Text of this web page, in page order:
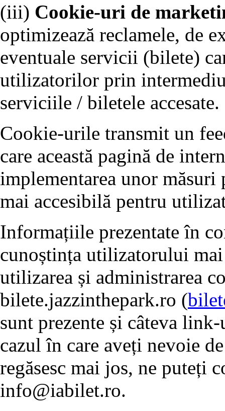
(iii) Cookie-uri de
optimizează reclamele, de
eventuale servicii (bilete)
utilizatorilor prin
serviciile / biletele accesate.
Cookie-urile transmit un
care această pagină de
implementarea unor
mai accesibilă pentru
Informațiile prezentate în
cunoștința utilizatorului
utilizarea și administrarea
bilete.jazzinthepark.ro (
sunt prezente și câteva
cazul în care aveți nevoie
regăsesc mai jos, ne puteți
info@iabilet.ro.